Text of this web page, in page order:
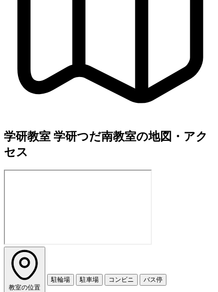
学研教室 学研つだ南教室の地図・アク
セス
教室の位置
駐輪場 駐車場 コンビニ バス停